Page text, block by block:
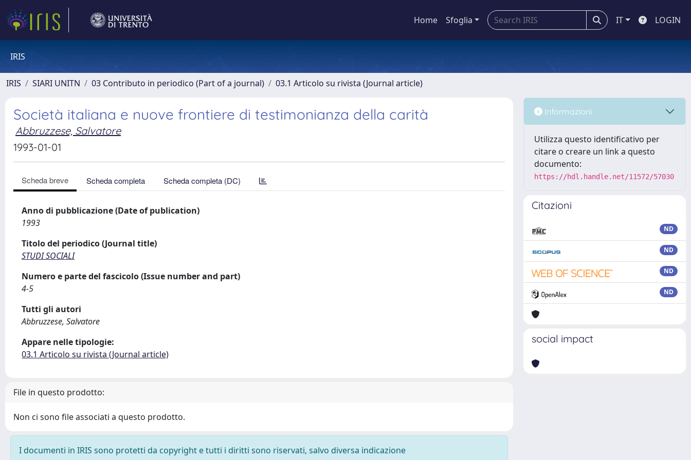
Home Sfoglia IT LOGIN
IRIS
IRIS SIARI UNITN 03 Contributo in periodico (Part of a journal) 03.1 Articolo su rivista (Journal article)
Società italiana e nuove frontiere di testimonianza della carità
Abbruzzese, Salvatore
1993-01-01
Scheda breve Scheda completa Scheda completa (DC)
Anno di pubblicazione (Date of publication)
1993
Titolo del periodico (Journal title)
STUDI SOCIALI
Numero e parte del fascicolo (Issue number and part)
4-5
Tutti gli autori
Abbruzzese, Salvatore
Appare nelle tipologie:
03.1 Articolo su rivista (Journal article)
File in questo prodotto:
Non ci sono file associati a questo prodotto.
I documenti in IRIS sono protetti da copyright e tutti i diritti sono riservati, salvo diversa indicazione
Informazioni
Utilizza questo identificativo per
citare o creare un link a questo
documento:
https://hdl.handle.net/11572/57030
Citazioni
ND
ND
ND
ND
social impact